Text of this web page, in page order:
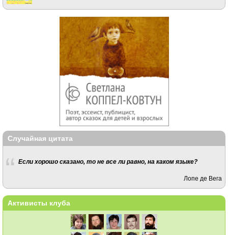
Случайная цитата
Если хорошо сказано, то не все ли равно, на каком языке?
Лопе де Вега
Активисты клуба